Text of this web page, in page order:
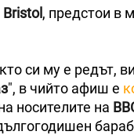
Bristol, предстои в
си му е редът,
", в чийто афиш е
носителите на